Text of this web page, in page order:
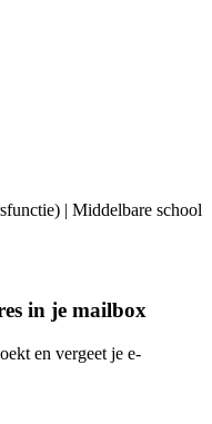
| Middelbare school
in je mailbox
en vergeet je e-